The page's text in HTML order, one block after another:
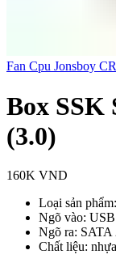
Fan Cpu Jonsboy
Box SSK
(3.0)
160K VND
Loại sản
Ngõ vào:
Ngõ ra: SATA
Chất liệu: nhựa